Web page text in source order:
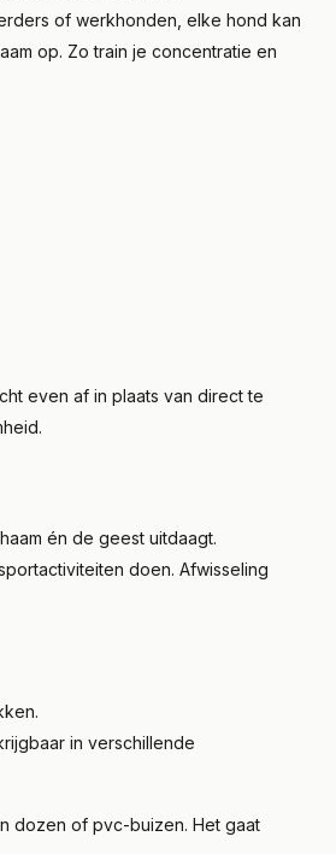
of werkhonden, elke hond kan
op. Zo train je concentratie en
even af in plaats van direct te
én de geest uitdaagt.
doen. Afwisseling
in verschillende
dozen of pvc-buizen. Het gaat